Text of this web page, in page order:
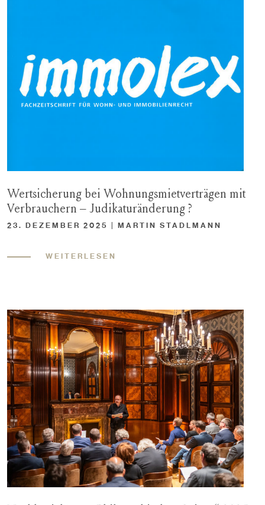
Wertsicherung bei Wohnungsmietverträgen mit
Verbrauchern – Judikaturänderung ?
23. DEZEMBER 2025 | MARTIN STADLMANN
WEITERLESEN